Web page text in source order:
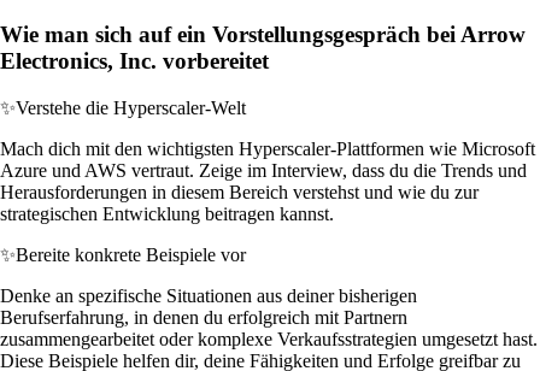
Wie man sich auf ein Vorstellungsgespräch bei Arrow
Electronics, Inc. vorbereitet
✨Verstehe die Hyperscaler-Welt
Mach dich mit den wichtigsten Hyperscaler-Plattformen wie Microsoft
Azure und AWS vertraut. Zeige im Interview, dass du die Trends und
Herausforderungen in diesem Bereich verstehst und wie du zur
strategischen Entwicklung beitragen kannst.
✨Bereite konkrete Beispiele vor
Denke an spezifische Situationen aus deiner bisherigen
Berufserfahrung, in denen du erfolgreich mit Partnern
zusammengearbeitet oder komplexe Verkaufsstrategien umgesetzt hast.
Diese Beispiele helfen dir, deine Fähigkeiten und Erfolge greifbar zu